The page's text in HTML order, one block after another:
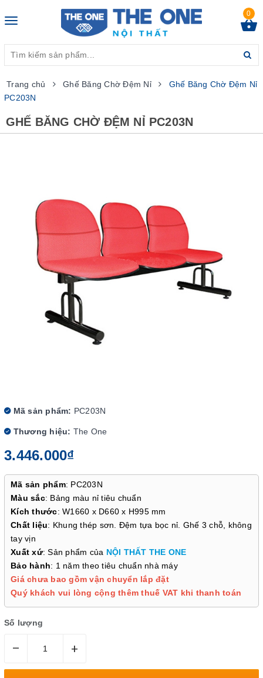
Toggle
0
Trang chủ Ghế Băng Chờ Đệm Nỉ
Ghế Băng Chờ Đệm Nỉ
PC203N
GHẾ BĂNG CHỜ ĐỆM NỈ PC203N
Mã sản phẩm: PC203N
Thương hiệu: The One
3.446.000₫
Mã sản phẩm: PC203N
Màu sắc: Bảng màu nỉ tiêu chuẩn
Kích thước: W1660 x D660 x H995 mm
Chất liệu: Khung thép sơn. Đệm tựa bọc nỉ. Ghế 3 chỗ, không
tay vịn
Xuất xứ: Sản phẩm của NỘI THẤT THE ONE
Bảo hành: 1 năm theo tiêu chuẩn nhà máy
Giá chưa bao gồm vận chuyển lắp đặt
Quý khách vui lòng cộng thêm thuế VAT khi thanh toán
Số lượng
– +